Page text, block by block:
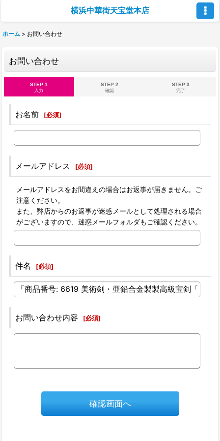
横浜中華街天宝堂本店
ホーム > お問い合わせ
お問い合わせ
STEP 1
入力
STEP 2
確認
STEP 3
完了
お名前 [必須]
メールアドレス [必須]
メールアドレスをお間違えの場合はお返事が届きません。ご
注意ください。
また、弊店からのお返事が迷惑メールとして処理される場合
がございますので、迷惑メールフォルダもご確認ください。
件名 [必須]
お問い合わせ内容 [必須]
確認画面へ